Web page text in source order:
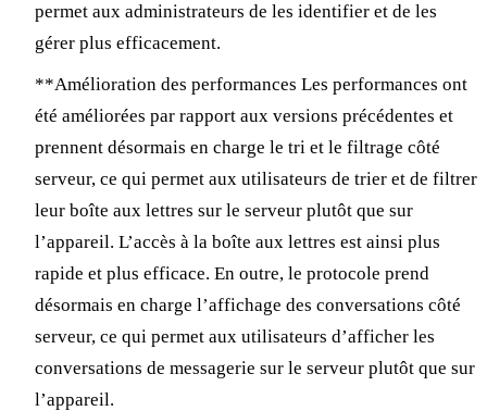
permet aux administrateurs de les identifier et de les
gérer plus efficacement.
**Amélioration des performances Les performances ont
été améliorées par rapport aux versions précédentes et
prennent désormais en charge le tri et le filtrage côté
serveur, ce qui permet aux utilisateurs de trier et de filtrer
leur boîte aux lettres sur le serveur plutôt que sur
l’appareil. L’accès à la boîte aux lettres est ainsi plus
rapide et plus efficace. En outre, le protocole prend
désormais en charge l’affichage des conversations côté
serveur, ce qui permet aux utilisateurs d’afficher les
conversations de messagerie sur le serveur plutôt que sur
l’appareil.